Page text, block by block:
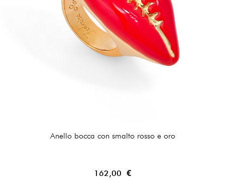
Anello bocca con smalto rosso e oro
162,00 €